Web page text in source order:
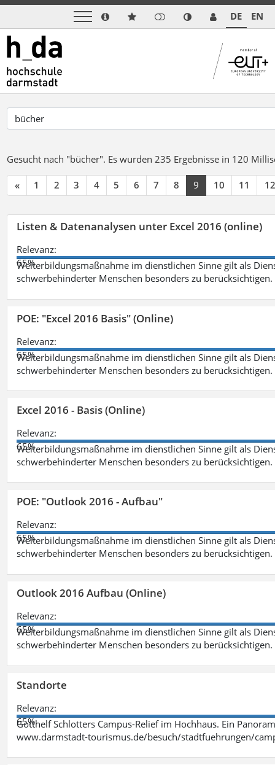
DE EN
Gesucht nach "bücher". Es wurden 235 Ergebnisse in 120
« 1 2 3 4 5 6 7 8 9 10 11 12
Listen & Datenanalysen unter Excel 2016 (online)
Relevanz:
65%
Weiterbildungsmaßnahme im dienstlichen Sinne gilt als
schwerbehinderter Menschen besonders zu berücksichtigen.
POE: "Excel 2016 Basis" (Online)
Relevanz:
65%
Weiterbildungsmaßnahme im dienstlichen Sinne gilt als
schwerbehinderter Menschen besonders zu berücksichtigen.
Excel 2016 - Basis (Online)
Relevanz:
65%
Weiterbildungsmaßnahme im dienstlichen Sinne gilt als
schwerbehinderter Menschen besonders zu berücksichtigen.
POE: "Outlook 2016 - Aufbau"
Relevanz:
65%
Weiterbildungsmaßnahme im dienstlichen Sinne gilt als
schwerbehinderter Menschen besonders zu berücksichtigen.
Outlook 2016 Aufbau (Online)
Relevanz:
65%
Weiterbildungsmaßnahme im dienstlichen Sinne gilt als
schwerbehinderter Menschen besonders zu berücksichtigen.
Standorte
Relevanz:
65%
Gotthelf Schlotters Campus-Relief im Hochhaus. Ein
www.darmstadt-tourismus.de/besuch/stadtfuehrungen/